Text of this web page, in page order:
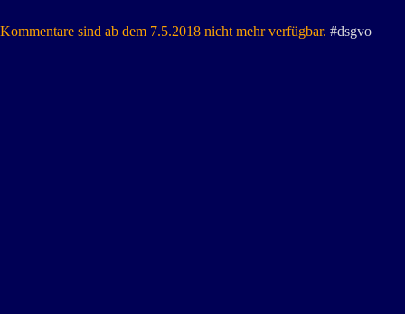
Kommentare sind ab dem 7.5.2018 nicht mehr verfügbar. #dsgvo